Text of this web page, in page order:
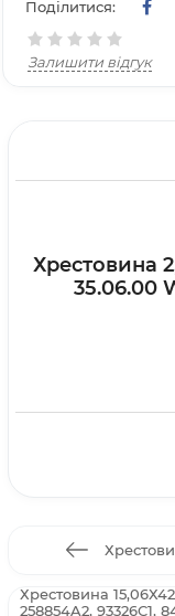
Поділитися:
Залишити відгук
Хрестовина
35.06.00
Хрестовина
258854A2, 93326C1,